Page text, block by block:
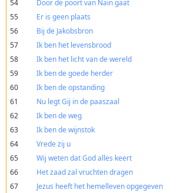
54
Door de poort van Nain gaat
55
Er is geen plaats
56
Bij de Jakobsbron
57
Ik ben het levensbrood
58
Ik ben het licht van de wereld
59
Ik ben de goede herder
60
Ik ben de opstanding
61
Nu legt Gij in de paaszaal
62
Ik ben de weg
63
Ik ben de wijnstok
64
Vrede zij u
65
Wij weten dat God alles keert
66
Het zaad zal vruchten dragen
67
Jezus heeft het hemelleven opgegeven